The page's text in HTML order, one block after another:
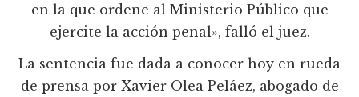
en la que ordene al Ministerio Público que
ejercite la acción penal», falló el juez.
La sentencia fue dada a conocer hoy en rueda
de prensa por Xavier Olea Peláez, abogado de